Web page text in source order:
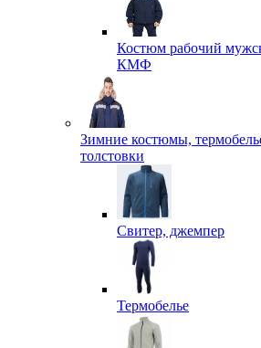
Костюм рабочий
КМФ
Зимние костюмы,
толстовки
Свитер, джемпер
Термобелье